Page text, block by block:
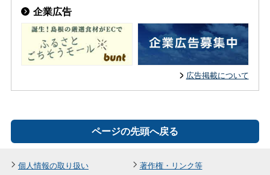
企業広告
広告掲載について
ページの先頭へ戻る
個人情報の取り扱い 著作権・リンク等